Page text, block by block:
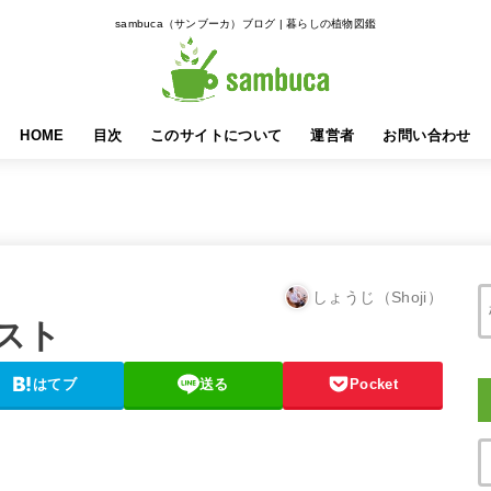
sambuca（サンブーカ）ブログ | 暮らしの植物図鑑
HOME 目次 このサイトについて 運営者 お問い合わせ
しょうじ（Shoji）
ト
はてブ 送る Pocket